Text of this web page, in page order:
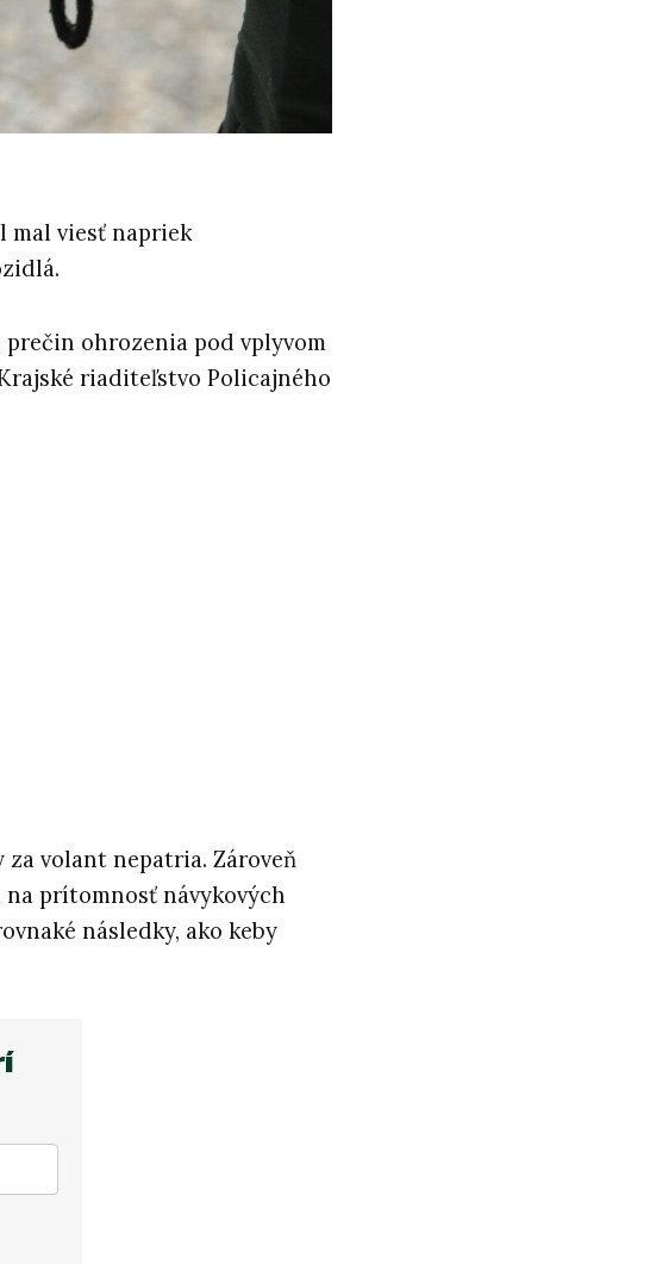
mal viesť napriek
ohrozenia pod vplyvom
riaditeľstvo Policajného
volant nepatria. Zároveň
prítomnosť návykových
následky, ako keby